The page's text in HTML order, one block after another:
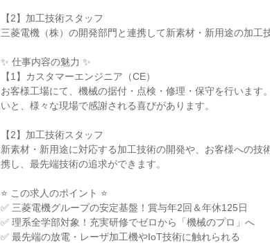
【2】加工技術スタッフ
三菱電機（株）の開発部門と連携して新素材・新用途の加工
✨ 仕事内容の魅力 ✨
【1】カスタマーエンジニア（CE）
お客様工場にて、機械の据付・点検・修理・保守を行います
いと、様々な現場で感謝される喜びがあります。
【2】加工技術スタッフ
新素材・新用途に対応する加工技術の開発や、お客様への技
携し、最先端技術の追求ができます。
⭐ この求人のポイント ⭐
✅ 三菱電機グループの安定基盤！賞与年2回＆年休125日
✅ 理系全学部対象！充実研修でゼロから「機械のプロ」へ
✅ 最先端の放電・レーザ加工機やIoT技術に触れられる